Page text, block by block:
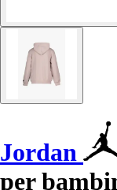
Jordan
per